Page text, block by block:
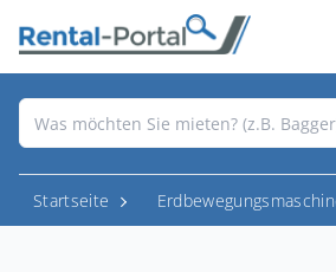
Startseite